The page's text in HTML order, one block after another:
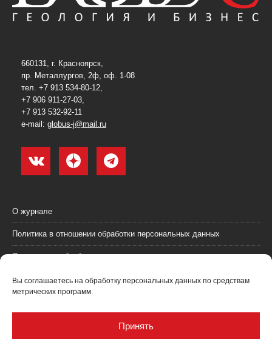
Вы соглашаетесь на обработку персональных данных по средствам
метрических программ.
Принять
660131, г. Красноярск,
пр. Металлургов, 2ф, оф. 1-08
тел. +7 913 534-80-12,
+7 906 911-27-03,
+7 913 532-92-11
e-mail: globus-j@mail.ru
О журнале
Политика в отношении обработки персональных данных
Согласие на обработку персональных данных
Пользовательское соглашение (оферта)